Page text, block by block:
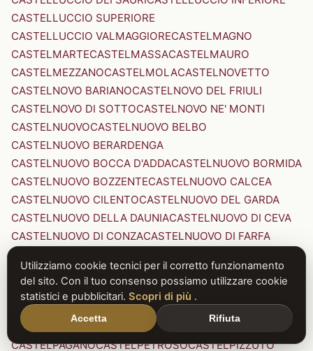
CASTELLUCCIO SUPERIORE
CASTELLUCCIO VALMAGGIORECASTELMAGNO
CASTELMARTECASTELMASSACASTELMAURO
CASTELMEZZANOCASTELMOLACASTELNOVETTO
CASTELNOVO BARIANOCASTELNOVO DEL FRIULI
CASTELNOVO DI SOTTOCASTELNOVO NE' MONTI
CASTELNUOVOCASTELNUOVO BELBO
CASTELNUOVO BERARDENGA
CASTELNUOVO BOCCA D'ADDACASTELNUOVO BORMIDA
CASTELNUOVO BOZZENTECASTELNUOVO CALCEA
CASTELNUOVO CILENTOCASTELNUOVO DEL GARDA
CASTELNUOVO DELLA DAUNIACASTELNUOVO DI CEVA
CASTELNUOVO DI CONZACASTELNUOVO DI FARFA
CASTELNUOVO DI PORTO CASTELNUOVO DON BOSCO
CASTELNUOVO MAGRACASTELNUOVO NIGRA
CASTELNUOVO PARANOCASTELNUOVO RANGONE
CASTELNUOVO SCRIVIA
CASTELNUOVO VAL DI CECINA
CASTELPAGANOCASTELPETROSOCASTELPIZZUTO
Utilizziamo cookie tecnici per il corretto funzionamento
del sito. Con il tuo consenso possiamo utilizzare cookie
statistici e pubblicitari. Scopri di più .
Accetta Rifiuta